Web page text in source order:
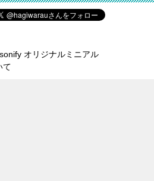
オリジナルミニアル
て